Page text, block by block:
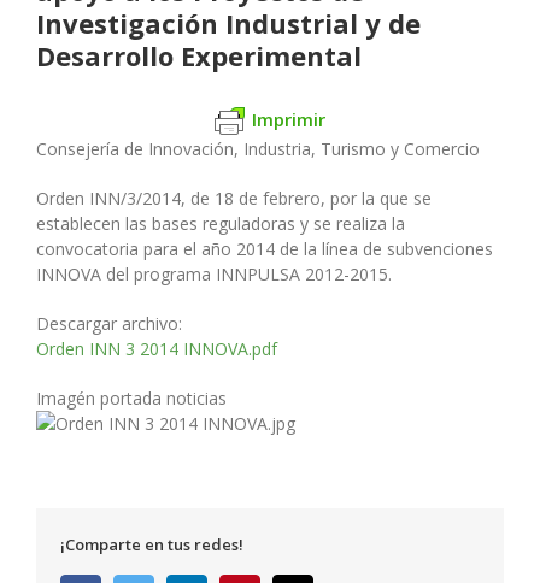
Investigación Industrial y de
Desarrollo Experimental
Imprimir
Consejería de Innovación, Industria, Turismo y Comercio
Orden INN/3/2014, de 18 de febrero, por la que se
establecen las bases reguladoras y se realiza la
convocatoria para el año 2014 de la línea de subvenciones
INNOVA del programa INNPULSA 2012-2015.
Descargar archivo:
Orden INN 3 2014 INNOVA.pdf
Imagén portada noticias
¡Comparte en tus redes!